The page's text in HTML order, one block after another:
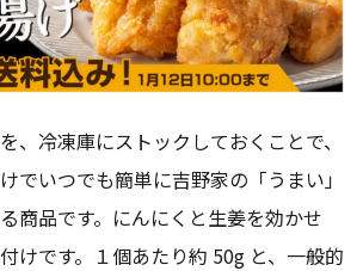
、冷凍庫にストックしておくことで、
でいつでも簡単に吉野家の「うまい」
商品です。にんにくと生姜を効かせ
けです。１個あたり約 50g と、一般的